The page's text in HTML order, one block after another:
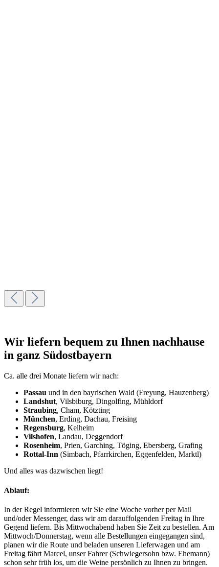
Wir liefern bequem zu Ihnen nachhause
in ganz Südostbayern
Ca. alle drei Monate liefern wir nach:
Passau und in den bayrischen Wald (Freyung, Hauzenberg)
Landshut, Vilsbiburg, Dingolfing, Mühldorf
Straubing, Cham, Kötzting
München, Erding, Dachau, Freising
Regensburg, Kelheim
Vilshofen, Landau, Deggendorf
Rosenheim, Prien, Garching, Töging, Ebersberg, Grafing
Rottal-Inn (Simbach, Pfarrkirchen, Eggenfelden, Marktl)
Und alles was dazwischen liegt!
Ablauf:
In der Regel informieren wir Sie eine Woche vorher per Mail
und/oder Messenger, dass wir am darauffolgenden Freitag in Ihre
Gegend liefern. Bis Mittwochabend haben Sie Zeit zu bestellen. Am
Mittwoch/Donnerstag, wenn alle Bestellungen eingegangen sind,
planen wir die Route und beladen unseren Lieferwagen und am
Freitag fährt Marcel, unser Fahrer (Schwiegersohn bzw. Ehemann)
schon sehr früh los, um die Weine persönlich zu Ihnen zu bringen.